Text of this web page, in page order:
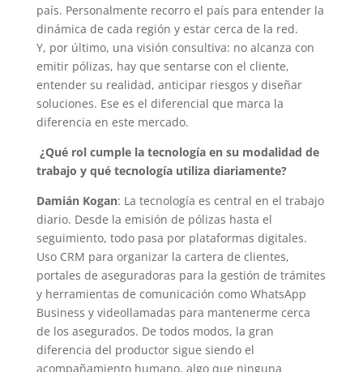
país. Personalmente recorro el país para entender la
dinámica de cada región y estar cerca de la red.
Y, por último, una visión consultiva: no alcanza con
emitir pólizas, hay que sentarse con el cliente,
entender su realidad, anticipar riesgos y diseñar
soluciones. Ese es el diferencial que marca la
diferencia en este mercado.
¿Qué rol cumple la tecnología en su modalidad de
trabajo y qué tecnología utiliza diariamente?
Damián Kogan: La tecnología es central en el trabajo
diario. Desde la emisión de pólizas hasta el
seguimiento, todo pasa por plataformas digitales.
Uso CRM para organizar la cartera de clientes,
portales de aseguradoras para la gestión de trámites
y herramientas de comunicación como WhatsApp
Business y videollamadas para mantenerme cerca
de los asegurados. De todos modos, la gran
diferencia del productor sigue siendo el
acompañamiento humano, algo que ninguna